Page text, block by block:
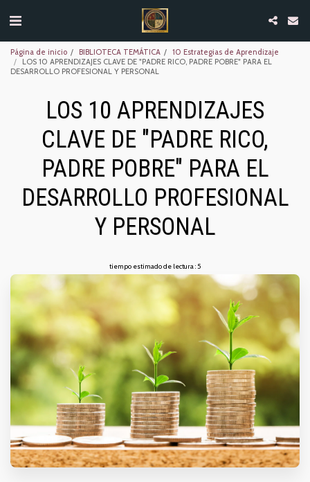
Página de inicio BIBLIOTECA TEMÁTICA
10 Estrategias de Aprendizaje
LOS 10 APRENDIZAJES CLAVE DE "PADRE RICO, PADRE POBRE" PARA EL
DESARROLLO PROFESIONAL Y PERSONAL
LOS 10 APRENDIZAJES
CLAVE DE "PADRE RICO,
PADRE POBRE" PARA EL
DESARROLLO PROFESIONAL
Y PERSONAL
tiempo estimado de lectura : 5